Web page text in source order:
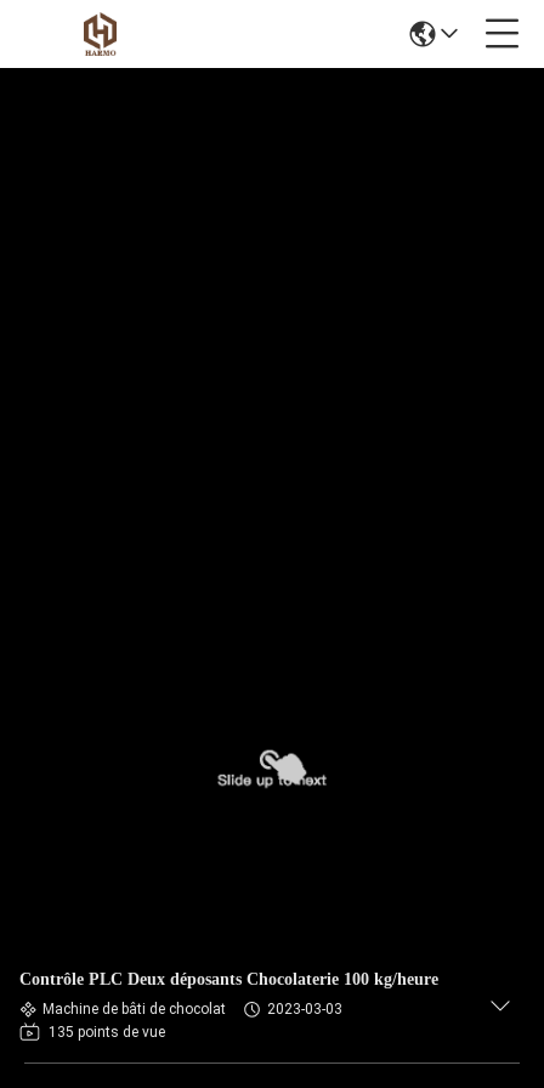
Contrôle PLC Deux déposants Chocolaterie 100 kg/heure
Machine de bâti de chocolat
2023-03-03
135 points de vue